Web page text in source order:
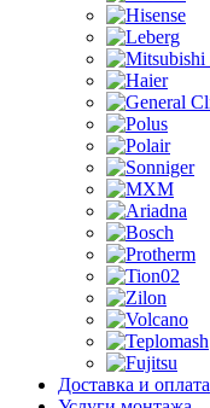
Доставка и оплата